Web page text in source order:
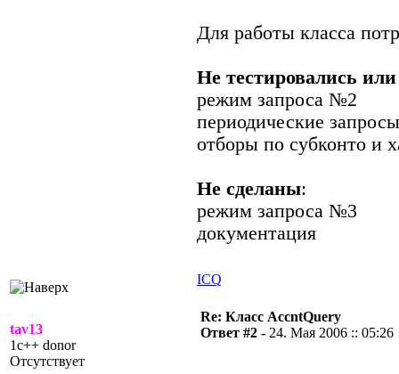
Для работы класса
Не тестировались
режим запроса №2
периодические
отборы по субконто и
Не сделаны:
режим запроса №3
документация
ICQ
tav13
1c++ donor
Отсутствует
Re: Класс AccntQuery
Ответ #2 - 24. Мая 2006 :: 05:26